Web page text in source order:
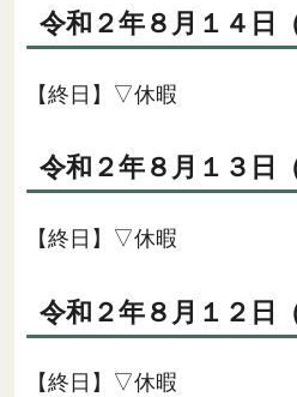
令和２年８月１４日（
【終日】▽休暇
令和２年８月１３日（
【終日】▽休暇
令和２年８月１２日（
【終日】▽休暇